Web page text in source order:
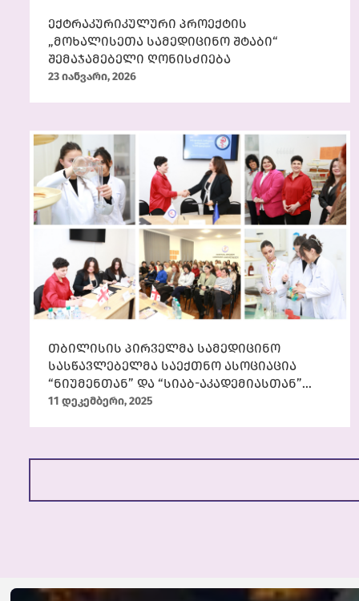
ექტრაკურიკულური პროექტის
„მოხალისეთა სამედიცინო შტაბი“
შემაჯამებელი ღონისძიება
23 იანვარი, 2026
თბილისის პირველმა სამედიცინო
სასწავლებელმა საექთნო ასოციაცია
“ნიუმენთან” და “სიაბ-აკადემიასთან”
მემორანდუმი გააფორმა
11 დეკემბერი, 2025